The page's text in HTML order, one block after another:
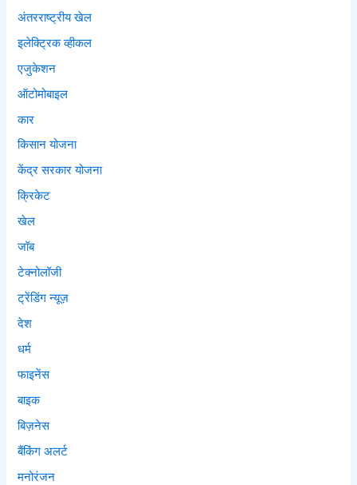
अंतरराष्ट्रीय खेल
इलेक्ट्रिक व्हीकल
एजुकेशन
ऑटोमोबाइल
कार
किसान योजना
केंद्र सरकार योजना
क्रिकेट
खेल
जॉब
टेक्नोलॉजी
ट्रेंडिंग न्यूज़
देश
धर्म
फाइनेंस
बाइक
बिज़नेस
बैंकिंग अलर्ट
मनोरंजन